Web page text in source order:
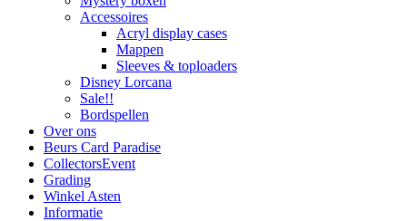
Accessoires
Acryl display cases
Mappen
Sleeves & toploaders
Disney Lorcana
Sale!!
Bordspellen
Over ons
Beurs Card Paradise
CollectorsEvent
Grading
Winkel Asten
Informatie